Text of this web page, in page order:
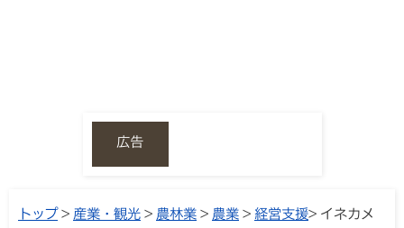
広告
トップ> 産業・観光 > 農林業 > 農業 > 経営支援> イネカメ